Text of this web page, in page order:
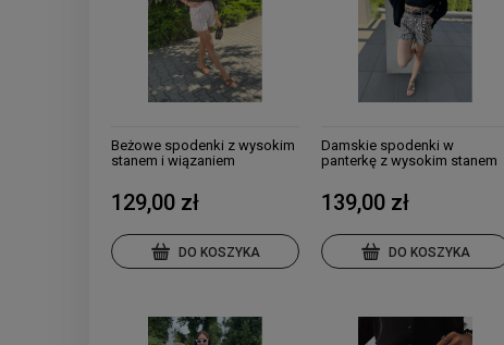
Beżowe spodenki z wysokim
stanem i wiązaniem
129,00 zł
DO KOSZYKA
Damskie spodenki w
panterkę z wysokim stanem
139,00 zł
DO KOSZYKA